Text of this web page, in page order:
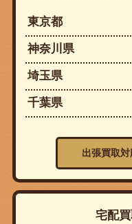
東京都
神奈川県
埼玉県
千葉県
出張買取
宅配買